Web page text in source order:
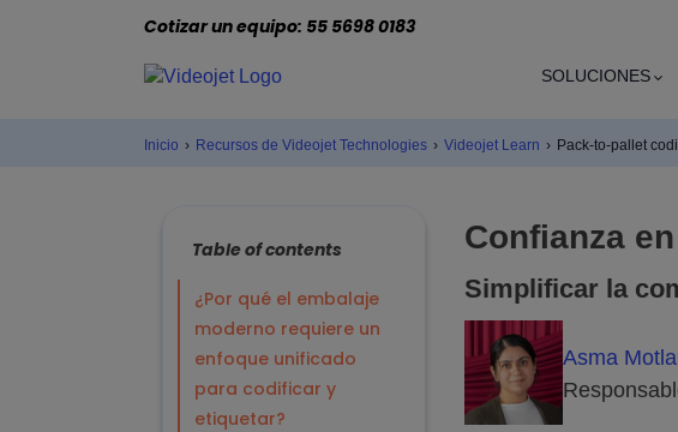
Cotizar un equipo: 55 5698 0183
SOLUCIONES
Inicio › Recursos de Videojet Technologies › Videojet Learn › Pack-to-pallet
Table of contents
¿Por qué el embalaje
moderno requiere un
enfoque unificado
para codificar y
etiquetar?
Confianza
Simplificar la
Asma